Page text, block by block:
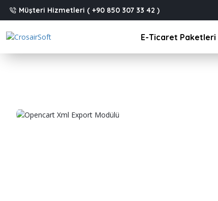
Müşteri Hizmetleri ( +90 850 307 33 42 )
E-Ticaret Paketleri